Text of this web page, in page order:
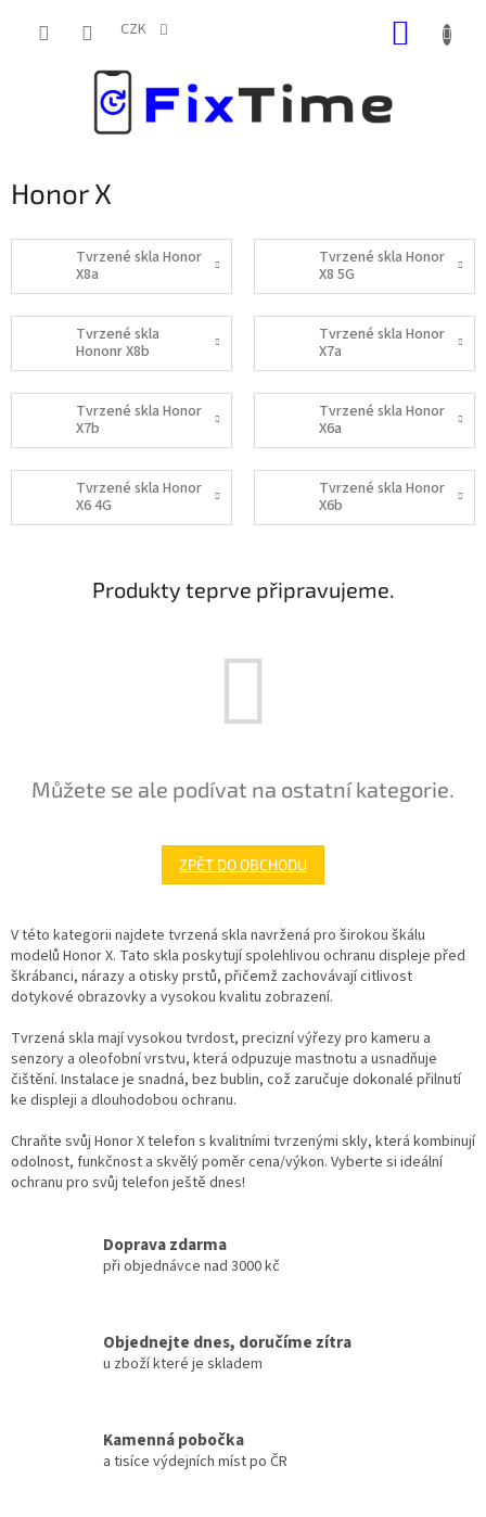
CZK
Honor X
Tvrzené skla Honor
X8a
Tvrzené skla Honor
X8 5G
Tvrzené skla
Hononr X8b
Tvrzené skla Honor
X7a
Tvrzené skla Honor
X7b
Tvrzené skla Honor
X6a
Tvrzené skla Honor
X6 4G
Tvrzené skla Honor
X6b
Produkty teprve připravujeme.
Můžete se ale podívat na ostatní kategorie.
ZPĚT DO OBCHODU
V této kategorii najdete tvrzená skla navržená pro širokou škálu
modelů Honor X. Tato skla poskytují spolehlivou ochranu displeje před
škrábanci, nárazy a otisky prstů, přičemž zachovávají citlivost
dotykové obrazovky a vysokou kvalitu zobrazení.
Tvrzená skla mají vysokou tvrdost, precizní výřezy pro kameru a
senzory a oleofobní vrstvu, která odpuzuje mastnotu a usnadňuje
čištění. Instalace je snadná, bez bublin, což zaručuje dokonalé přilnutí
ke displeji a dlouhodobou ochranu.
Chraňte svůj Honor X telefon s kvalitními tvrzenými skly, která kombinují
odolnost, funkčnost a skvělý poměr cena/výkon. Vyberte si ideální
ochranu pro svůj telefon ještě dnes!
Doprava zdarma
při objednávce nad 3000 kč
Objednejte dnes, doručíme zítra
u zboží které je skladem
Kamenná pobočka
a tisíce výdejních míst po ČR